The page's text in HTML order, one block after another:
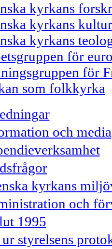
kyrkans
kyrkans
kyrkans
för
för
som folkkyrka
och media
kyrkans
och
1995
styrelsens